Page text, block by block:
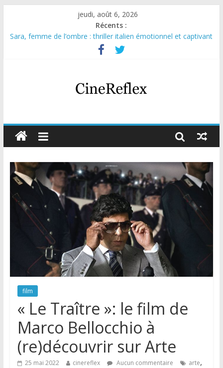
jeudi, août 6, 2026
Récents :
Sara, femme de l’ombre : thriller italien émotionnel et captivant
Journal d’une fille larguée : nouvelle série suédoise sur Netflix
Aema : mini-série sur le tournage d’un film érotique devenu
Glass Heart : excellente série musicale avec Takeru Satō
Olympo, saison 1 : nouvelle série qui séduira les fans de
film
« Le Traître »: le film de
Marco Bellocchio à
(re)découvrir sur Arte
25 mai 2022 cinereflex Aucun commentaire arte,